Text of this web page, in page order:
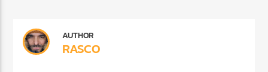
AUTHOR
RASCO